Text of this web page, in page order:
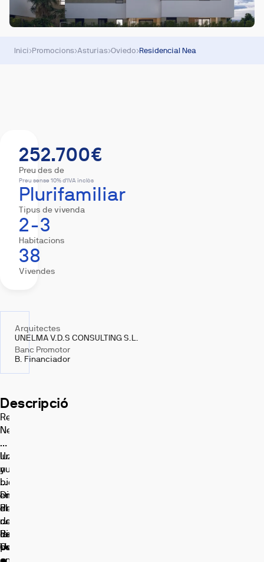
Inici›Promocions›Asturias›Oviedo›Residencial Nea
252.700€
Preu des de
Preu sense 10% d'IVA inclòs
Plurifamiliar
Tipus de vivenda
2-3
Habitacions
38
Vivendes
Arquitectes
UNELMA V.D.S CONSULTING S.L.
Banc Promotor
B. Financiador
Descripció
Residencial
Nea:
terrazas,
luz
y
bienestar
en
Prados
de
la
Vega
Un
nuevo
residencial
en
el
noreste
de
Oviedo,
Disfruta
de:
•
Piscina
comunitaria.
La
promoción